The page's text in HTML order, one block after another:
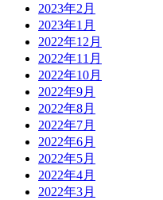
2023年2月
2023年1月
2022年12月
2022年11月
2022年10月
2022年9月
2022年8月
2022年7月
2022年6月
2022年5月
2022年4月
2022年3月